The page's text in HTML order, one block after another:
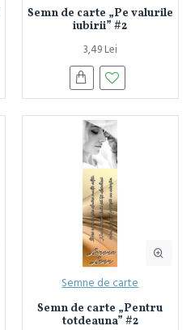
Semn de carte „Pe valurile
iubirii” #2
3,49 Lei
Semne de carte
Semn de carte „Pentru
totdeauna” #2